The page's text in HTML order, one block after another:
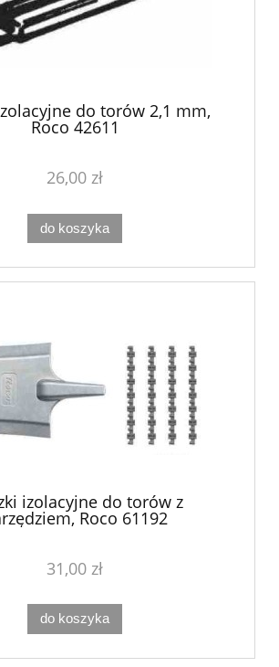
do torów 2,1 mm,
Roco 42611
26,00 zł
do koszyka
izolacyjne do torów z
Roco 61192
31,00 zł
do koszyka